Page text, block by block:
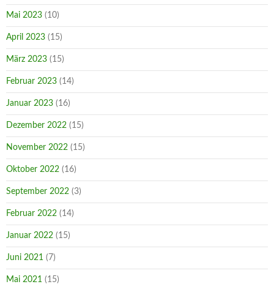
Mai 2023 (10)
April 2023 (15)
März 2023 (15)
Februar 2023 (14)
Januar 2023 (16)
Dezember 2022 (15)
November 2022 (15)
Oktober 2022 (16)
September 2022 (3)
Februar 2022 (14)
Januar 2022 (15)
Juni 2021 (7)
Mai 2021 (15)